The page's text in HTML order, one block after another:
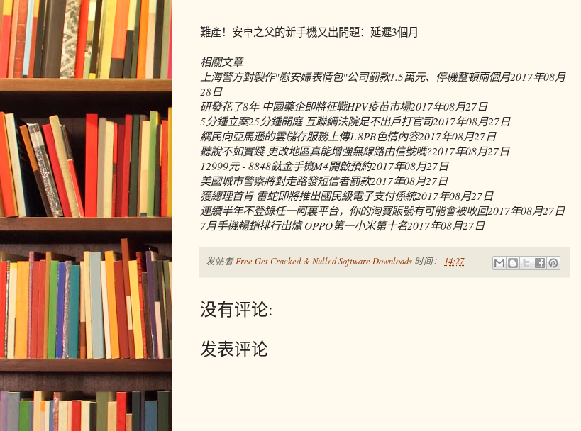
難產！安卓之父的新手機又出問題：延遲3個月
相關文章
上海警方對製作"慰安婦表情包"公司罰款1.5萬元、停機整頓兩個月2017年08月
28日
研發花了8年 中國藥企即將征戰HPV疫苗市場2017年08月27日
5分鍾立案25分鍾開庭 互聯網法院足不出戶打官司2017年08月27日
網民向亞馬遜的雲儲存服務上傳1.8PB色情內容2017年08月27日
聽說不如實踐 更改地區真能增強無線路由信號嗎?2017年08月27日
12999元 - 8848鈦金手機M4開啟預約2017年08月27日
美國城市警察將對走路發短信者罰款2017年08月27日
獲總理首肯 雷蛇即將推出國民級電子支付係統2017年08月27日
連續半年不登錄任一阿裏平台，你的淘寶賬號有可能會被收回2017年08月27日
7月手機暢銷排行出爐 OPPO第一小米第十名2017年08月27日
发帖者Free Get Cracked & Nulled Software Downloads 时间： 14:27
没有评论:
发表评论